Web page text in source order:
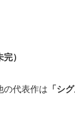
）
の代表作は 「シ